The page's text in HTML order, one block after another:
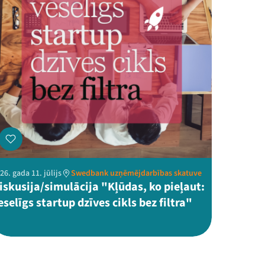
gada 11. jūlijs Swedbank uzņēmējdarbības skatuve
simulācija "Kļūdas, ko pieļaut:
startup dzīves cikls bez filtra"